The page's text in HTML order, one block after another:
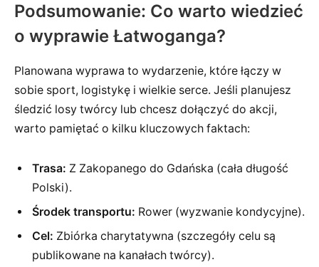
Podsumowanie: Co warto wiedzieć
o wyprawie Łatwoganga?
Planowana wyprawa to wydarzenie, które łączy w
sobie sport, logistykę i wielkie serce. Jeśli planujesz
śledzić losy twórcy lub chcesz dołączyć do akcji,
warto pamiętać o kilku kluczowych faktach:
Trasa: Z Zakopanego do Gdańska (cała długość
Polski).
Środek transportu: Rower (wyzwanie kondycyjne).
Cel: Zbiórka charytatywna (szczegóły celu są
publikowane na kanałach twórcy).